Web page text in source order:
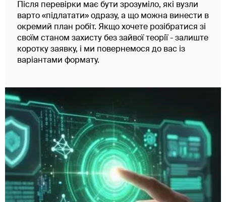
Після перевірки має бути зрозуміло, які вузли
варто «підлатати» одразу, а що можна винести в
окремий план робіт. Якщо хочете розібратися зі
своїм станом захисту без зайвої теорії - залиште
коротку заявку, і ми повернемося до вас із
варіантами формату.